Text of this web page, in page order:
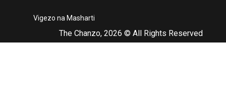
The Chanzo, 2026 © All Rights Reserved
Vigezo na Masharti